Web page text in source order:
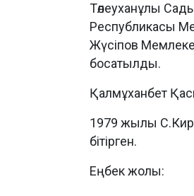
Төлеуханұлы
Республикасы
Жүсіпов
босатылды.
Қалмұханбет
1979 жылы
бітірген.
Еңбек жолы: